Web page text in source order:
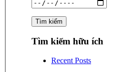
Tìm kiếm hữu ích
Recent Posts